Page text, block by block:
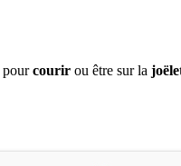
pourcourir ou être sur la